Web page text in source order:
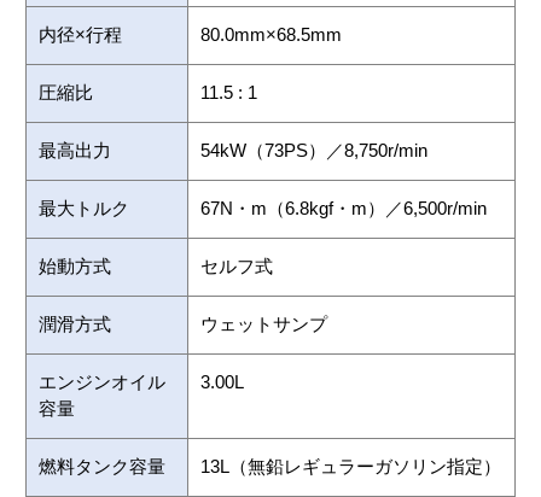
内径×行程 80.0mm×68.5mm
圧縮比 11.5 : 1
最高出力 54kW（73PS）／8,750r/min
最大トルク 67N・m（6.8kgf・m）／6,500r/min
始動方式 セルフ式
潤滑方式 ウェットサンプ
エンジンオイル
容量
3.00L
燃料タンク容量 13L（無鉛レギュラーガソリン指定）